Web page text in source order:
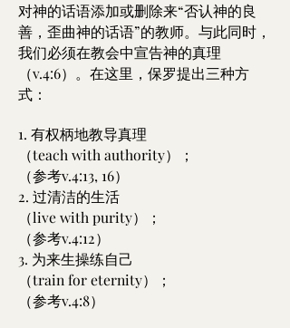
对神的话语添加或删除来“否认神的良
善，歪曲神的话语”的教师。与此同时，
我们必须在教会中宣告神的真理
（v.4:6）。在这里，保罗提出三种方
式：
1. 有权柄地教导真理
（teach with authority）；
（参考v.4:13, 16）
2. 过清洁的生活
（live with purity）；
（参考v.4:12）
3. 为来生操练自己
（train for eternity）；
（参考v.4:8）